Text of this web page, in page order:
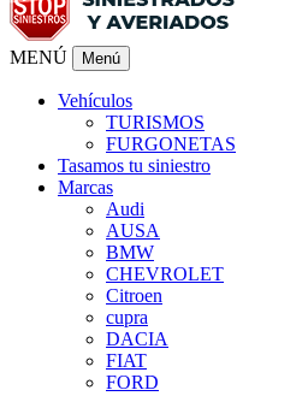
MENÚ Menú
Vehículos
TURISMOS
FURGONETAS
Tasamos tu siniestro
Marcas
Audi
AUSA
BMW
CHEVROLET
Citroen
cupra
DACIA
FIAT
FORD